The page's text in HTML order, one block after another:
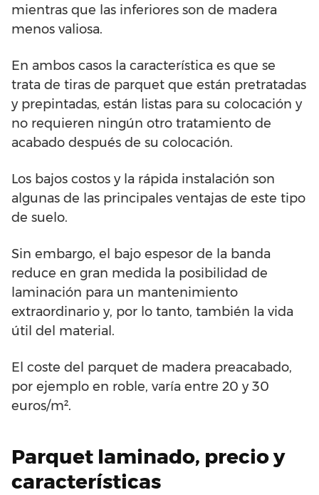
mientras que las inferiores son de madera
menos valiosa.
En ambos casos la característica es que se
trata de tiras de parquet que están pretratadas
y prepintadas, están listas para su colocación y
no requieren ningún otro tratamiento de
acabado después de su colocación.
Los bajos costos y la rápida instalación son
algunas de las principales ventajas de este tipo
de suelo.
Sin embargo, el bajo espesor de la banda
reduce en gran medida la posibilidad de
laminación para un mantenimiento
extraordinario y, por lo tanto, también la vida
útil del material.
El coste del parquet de madera preacabado,
por ejemplo en roble, varía entre 20 y 30
euros/m².
Parquet laminado, precio y
características